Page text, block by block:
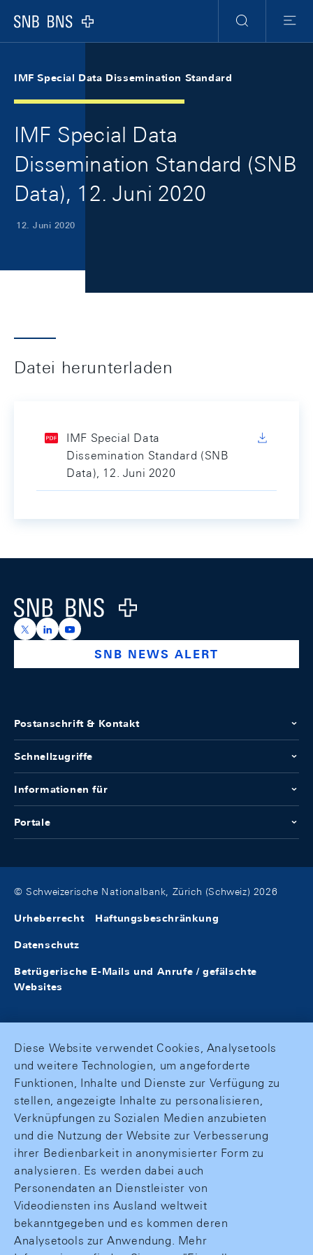
Logo
Suche
Menu
IMF Special Data Dissemination Standard
IMF Special Data
Dissemination Standard (SNB
Data), 12. Juni 2020
12. Juni 2020
Datei herunterladen
IMF Special Data
Dissemination Standard (SNB
Data), 12. Juni 2020
Logo
https://x.com/snb_bns
https://ch.linkedin.com/company/swiss-national-
https://www.youtube.com/@swissnationalbank
SNB NEWS ALERT
Postanschrift & Kontakt
Schnellzugriffe
Informationen für
Portale
© Schweizerische Nationalbank, Zürich (Schweiz) 2026
Urheberrecht Haftungsbeschränkung
Datenschutz
Betrügerische E-Mails und Anrufe / gefälschte
Websites
Diese Website verwendet Cookies, Analysetools
und weitere Technologien, um angeforderte
Funktionen, Inhalte und Dienste zur Verfügung zu
stellen, angezeigte Inhalte zu personalisieren,
Verknüpfungen zu Sozialen Medien anzubieten
und die Nutzung der Website zur Verbesserung
ihrer Bedienbarkeit in anonymisierter Form zu
analysieren. Es werden dabei auch
Personendaten an Dienstleister von
Videodiensten ins Ausland weltweit
bekanntgegeben und es kommen deren
Analysetools zur Anwendung. Mehr